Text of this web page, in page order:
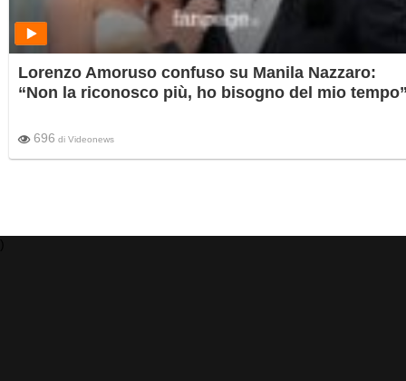
Lorenzo Amoruso confuso su Manila Nazzaro:
“Non la riconosco più, ho bisogno del mio
696 di Videonews